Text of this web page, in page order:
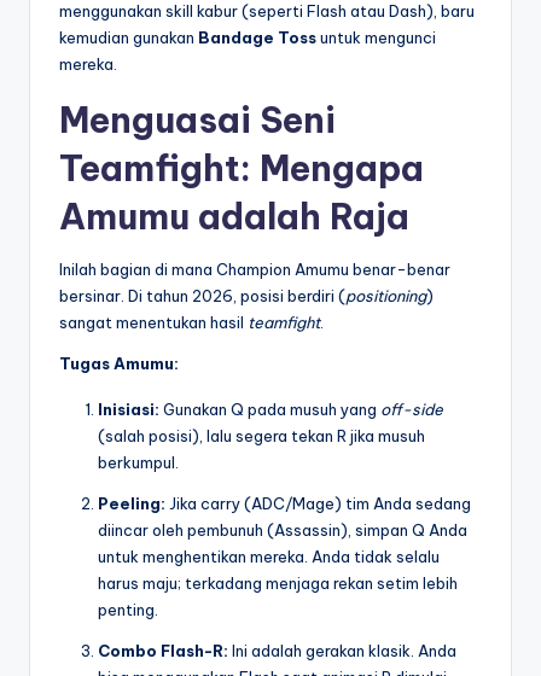
menggunakan skill kabur (seperti Flash atau Dash), baru
kemudian gunakan Bandage Tossuntuk mengunci
mereka.
Menguasai Seni
Teamfight: Mengapa
Amumu adalah Raja
Inilah bagian di mana Champion Amumu benar-benar
bersinar. Di tahun 2026, posisi berdiri (positioning)
sangat menentukan hasil teamfight.
Tugas Amumu:
Inisiasi: Gunakan Q pada musuh yang off-side
(salah posisi), lalu segera tekan R jika musuh
berkumpul.
Peeling: Jika carry (ADC/Mage) tim Anda sedang
diincar oleh pembunuh (Assassin), simpan Q Anda
untuk menghentikan mereka. Anda tidak selalu
harus maju; terkadang menjaga rekan setim lebih
penting.
Combo Flash-R: Ini adalah gerakan klasik. Anda